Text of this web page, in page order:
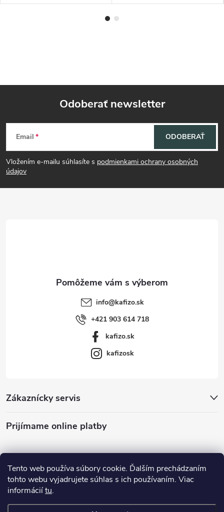
Tento web používa súbory cookie. Ďalším prechádzaním
tohto webu vyjadrujete súhlas s ich používaním. Viac
informáciítu.
Z
á
p
Odoberať newsletter
Email
Vložením e-mailu súhlasíte s podmienkami ochrany osobných
údajov
ODOBERAŤ
Zákaznícky servis
Prijímame online platby
info@kafizo.sk
+421 903 614 718
kafizo.sk
kafizosk